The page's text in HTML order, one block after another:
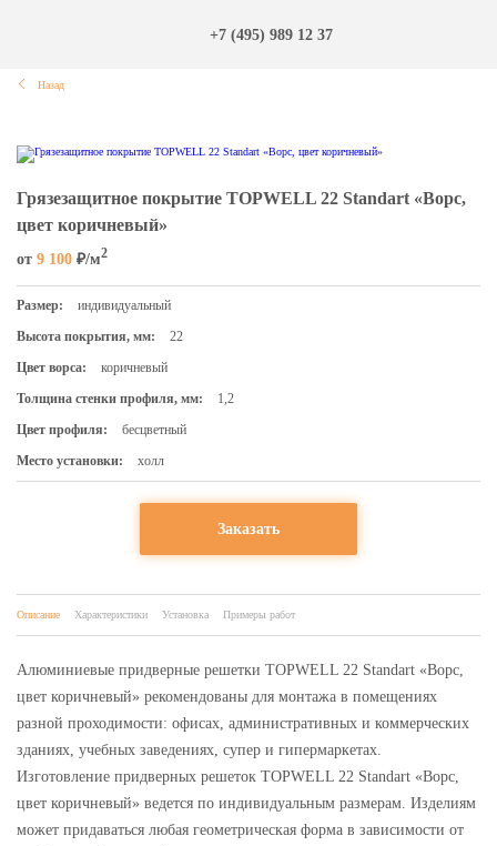
+7 (495) 989 12 37
Назад
Грязезащитное покрытие TOPWELL 22 Standart «Ворс,
цвет коричневый»
от 9 100 ₽/м2
Размер:
индивидуальный
Высота покрытия, мм:
22
Цвет ворса:
коричневый
Толщина стенки профиля, мм:
1,2
Цвет профиля:
бесцветный
Место установки:
холл
Заказать
Описание Характеристики Установка Примеры работ
Алюминиевые придверные решетки TOPWELL 22 Standart «Ворс,
цвет коричневый» рекомендованы для монтажа в помещениях
разной проходимости: офисах, административных и коммерческих
зданиях, учебных заведениях, супер и гипермаркетах.
Изготовление придверных решеток TOPWELL 22 Standart «Ворс,
цвет коричневый» ведется по индивидуальным размерам. Изделиям
может придаваться любая геометрическая форма в зависимости от